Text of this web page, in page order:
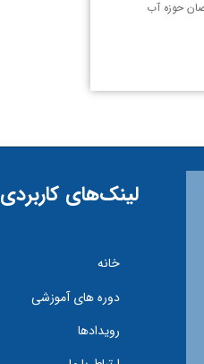
حوزه آب
لینک‌های کاربردی
خانه
دوره های آموزشی
رویدادها